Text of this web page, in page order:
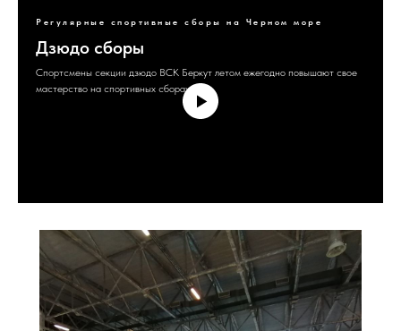
Регулярные спортивные сборы на Черном море
Дзюдо сборы
Спортсмены секции дзюдо ВСК Беркут летом ежегодно повышают свое
мастерство на спортивных сборах.